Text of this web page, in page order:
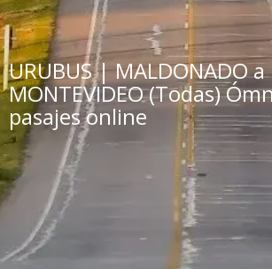
URUBUS | MALDONADO a
MONTEVIDEO (Todas)
pasajes online